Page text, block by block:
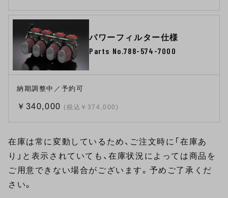
パワーフィルター仕様
Parts No.788-574-7000
納期調整中／予約可
￥340,000 (税込￥374,000)
在庫は常に変動しているため、ご注文時に「在庫あ
り」と表示されていても、在庫状況によっては商品を
ご用意できない場合がございます。予めご了承くだ
さい。